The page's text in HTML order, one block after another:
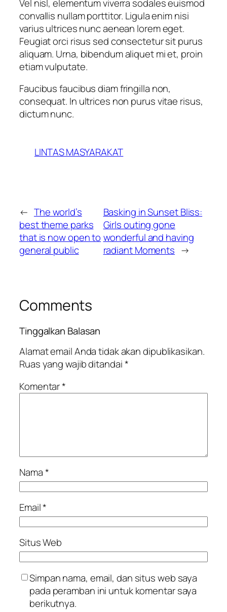
Vel nisl, elementum viverra sodales euismod
convallis nullam porttitor. Ligula enim nisi
varius ultrices nunc aenean lorem eget.
Feugiat orci risus sed consectetur sit purus
aliquam. Urna, bibendum aliquet mi et, proin
etiam vulputate.
Faucibus faucibus diam fringilla non,
consequat. In ultrices non purus vitae risus,
dictum nunc.
LINTAS MASYARAKAT
← The world’s
best theme parks
that is now open to
general public
Basking in Sunset Bliss:
Girls outing gone
wonderful and having
radiant Moments →
Comments
Tinggalkan Balasan
Alamat email Anda tidak akan dipublikasikan.
Ruas yang wajib ditandai*
Komentar*
Nama*
Email*
Situs Web
Simpan nama, email, dan situs web saya
pada peramban ini untuk komentar saya
berikutnya.